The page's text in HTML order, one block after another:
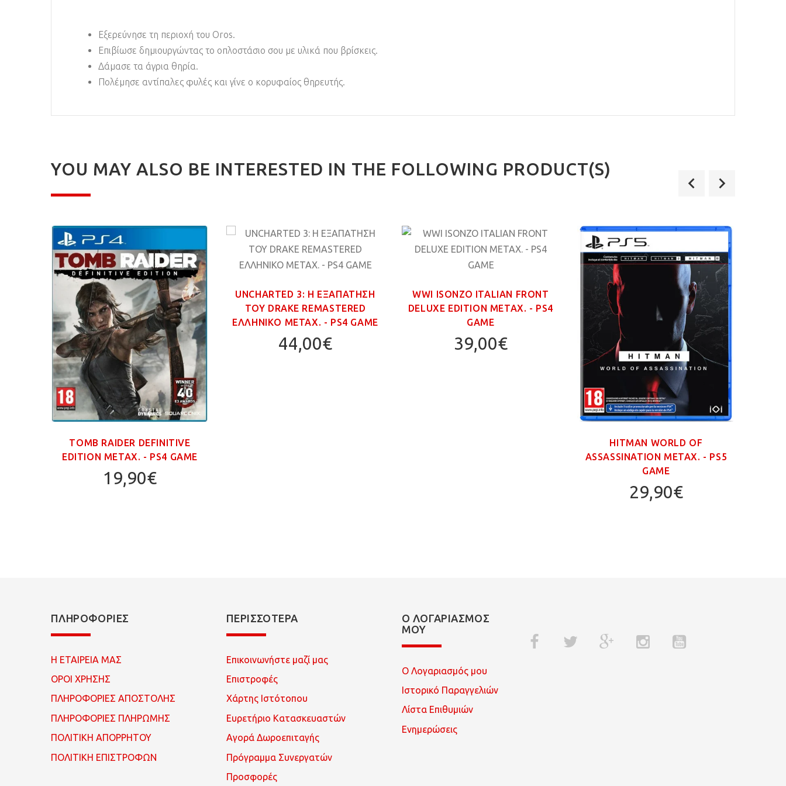
Εξερεύνησε τη περιοχή του Oros.
Επιβίωσε δημιουργώντας το οπλοστάσιο σου με υλικά που βρίσκεις.
Δάμασε τα άγρια θηρία.
Πολέμησε αντίπαλες φυλές και γίνε ο κορυφαίος θηρευτής.
YOU MAY ALSO BE INTERESTED IN THE FOLLOWING PRODUCT(S)
TOMB RAIDER DEFINITIVE
EDITION ΜΕΤΑΧ. - PS4 GAME
19,90€
UNCHARTED 3: Η ΕΞΑΠΑΤΗΣΗ
ΤΟΥ DRAKE REMASTERED
ΕΛΛΗΝΙΚΟ ΜΕΤΑΧ. - PS4 GAME
44,00€
WWI ISONZO ITALIAN FRONT
DELUXE EDITION ΜΕΤΑΧ. - PS4
GAME
39,00€
HITMAN WORLD OF
ASSASSINATION ΜΕΤΑΧ. - PS5
GAME
29,90€
ΠΛΗΡΟΦΟΡΊΕΣ
Η ΕΤΑΙΡΕΙΑ ΜΑΣ
ΟΡΟΙ ΧΡΗΣΗΣ
ΠΛΗΡΟΦΟΡΙΕΣ ΑΠΟΣΤΟΛΗΣ
ΠΛΗΡΟΦΟΡΙΕΣ ΠΛΗΡΩΜΗΣ
ΠΟΛΙΤΙΚΗ ΑΠΟΡΡΗΤΟΥ
ΠΟΛΙΤΙΚΗ ΕΠΙΣΤΡΟΦΩΝ
ΠΕΡΙΣΣΌΤΕΡΑ
Επικοινωνήστε μαζί μας
Επιστροφές
Χάρτης Ιστότοπου
Ευρετήριο Κατασκευαστών
Αγορά Δωροεπιταγής
Πρόγραμμα Συνεργατών
Προσφορές
Ο ΛΟΓΑΡΙΑΣΜΌΣ
ΜΟΥ
Ο Λογαριασμός μου
Ιστορικό Παραγγελιών
Λίστα Επιθυμιών
Ενημερώσεις